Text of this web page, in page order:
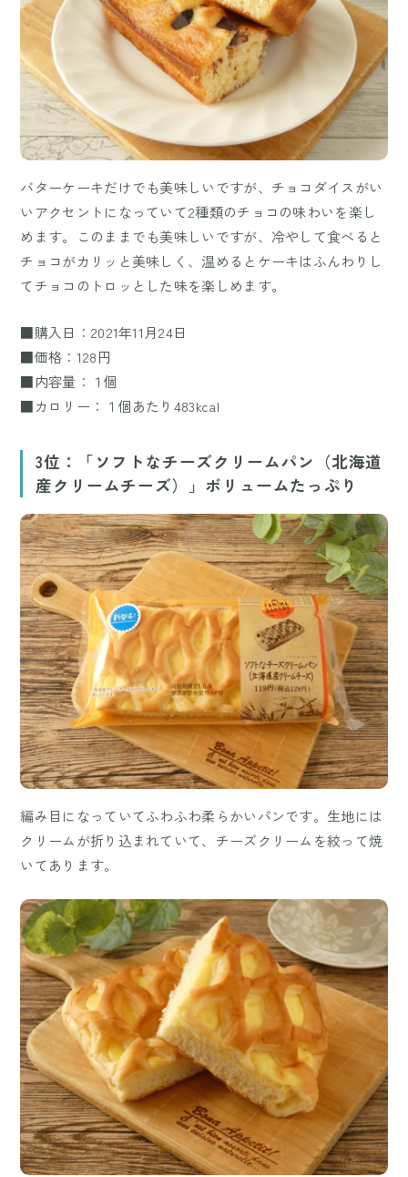
バターケーキだけでも美味しいですが、チョコダイスがい
いアクセントになっていて2種類のチョコの味わいを楽し
めます。このままでも美味しいですが、冷やして食べると
チョコがカリッと美味しく、温めるとケーキはふんわりし
てチョコのトロッとした味を楽しめます。
■購入日：2021年11月24日
■価格：128円
■内容量：１個
■カロリー：１個あたり483kcal
3位：「ソフトなチーズクリームパン（北海道
産クリームチーズ）」ボリュームたっぷり
編み目になっていてふわふわ柔らかいパンです。生地には
クリームが折り込まれていて、チーズクリームを絞って焼
いてあります。